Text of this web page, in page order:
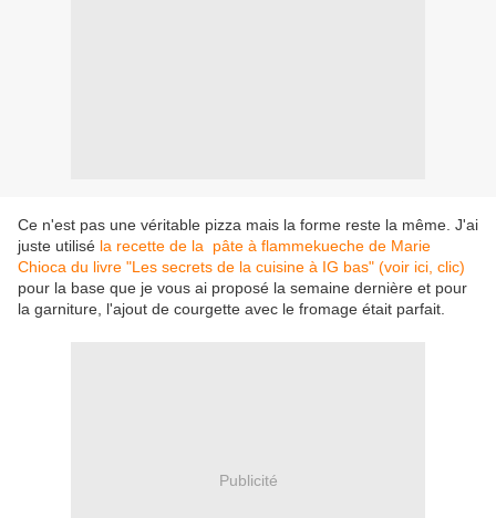
Ce n'est pas une véritable pizza mais la forme reste la même. J'ai
juste utilisé la recette de la pâte à flammekueche de Marie
Chioca du livre "Les secrets de la cuisine à IG bas" (voir ici, clic)
pour la base que je vous ai proposé la semaine dernière et pour
la garniture, l'ajout de courgette avec le fromage était parfait.
Publicité